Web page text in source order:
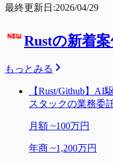
最終更新日:2026/04/29
Rustの新着
もっとみる
【Rust/Github】
スタックの業務委
月額 ~100万円
年商 ~1,200万円